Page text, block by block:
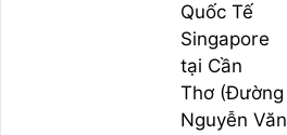
Quốc Tế
Singapore
tại Cần
Thơ (Đường
Nguyễn Văn